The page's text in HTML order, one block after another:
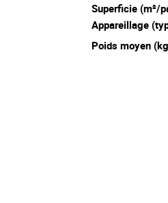
Superficie (m²/
Appareillage
Poids moyen